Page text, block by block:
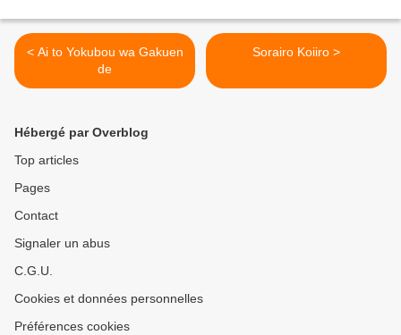
< Ai to Yokubou wa Gakuen
de
Sorairo Koiiro >
Hébergé par Overblog
Top articles
Pages
Contact
Signaler un abus
C.G.U.
Cookies et données personnelles
Préférences cookies